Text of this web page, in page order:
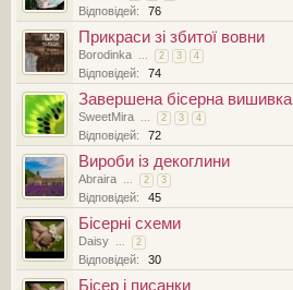
Відповідей: 76
Прикраси зі збитої вовни
Borodinka ... 2 3 4
Відповідей: 74
Завершена бісерна вишивка
SweetMira ... 2 3 4
Відповідей: 72
Вироби із декоглини
Abraira ... 2 3
Відповідей: 45
Бісерні схеми
Daisy ... 2
Відповідей: 30
Бісер і писанки